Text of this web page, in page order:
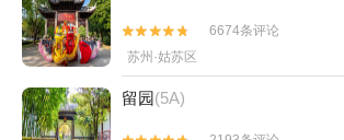


6674条评论
苏州·姑苏区
留园(5A)